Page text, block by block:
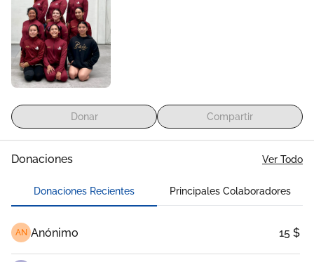
atletas! ¡Vamos México!
Donar Compartir
Donaciones Ver Todo
Donaciones Recientes Principales Colaboradores
AN Anónimo 15 $